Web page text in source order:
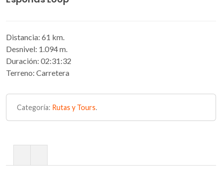
Distancia: 61 km.
Desnivel: 1.094 m.
Duración: 02:31:32
Terreno: Carretera
Categoría: Rutas y Tours.